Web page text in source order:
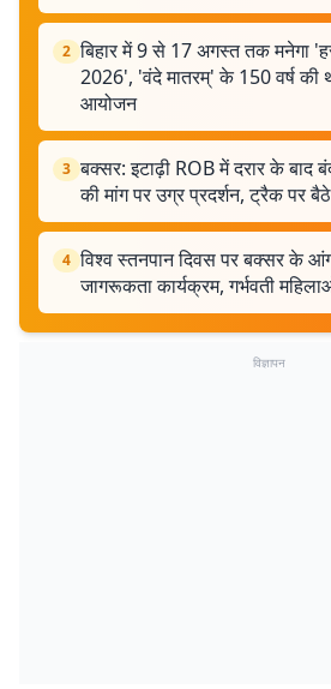
2 बिहार में 9 से 17 अगस्त तक मनेगा
2026', 'वंदे मातरम्' के 150 वर्ष की
आयोजन
3 बक्सर: इटाढ़ी ROB में दरार के
की मांग पर उग्र प्रदर्शन, ट्रैक पर
4 विश्व स्तनपान दिवस पर बक्सर के
जागरूकता कार्यक्रम, गर्भवती
विज्ञापन